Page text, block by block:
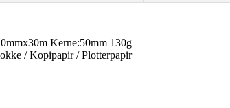
Kerne:50mm 130g
/ Kopipapir / Plotterpapir